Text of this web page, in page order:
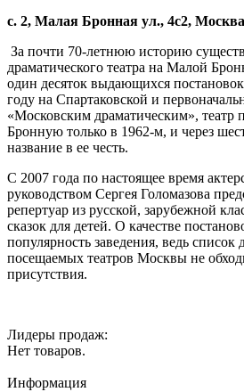
с. 2, Малая Бронная ул., 4с2, Москва
За почти 70-летнюю историю
драматического театра на Малой
один десяток выдающихся
году на Спартаковской и
«Московским драматическим», театр
Бронную только в 1962-м, и через
название в ее честь.
С 2007 года по настоящее время
руководством Сергея Голомазова
репертуар из русской, зарубежной
сказок для детей. О качестве
популярность заведения, ведь список
посещаемых театров Москвы не
присутствия.
Лидеры продаж:
Нет товаров.
Информация